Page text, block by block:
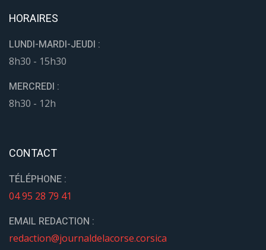
HORAIRES
LUNDI-MARDI-JEUDI :
8h30 - 15h30
MERCREDI :
8h30 - 12h
CONTACT
TÉLÉPHONE :
04 95 28 79 41
EMAIL REDACTION :
redaction@journaldelacorse.corsica